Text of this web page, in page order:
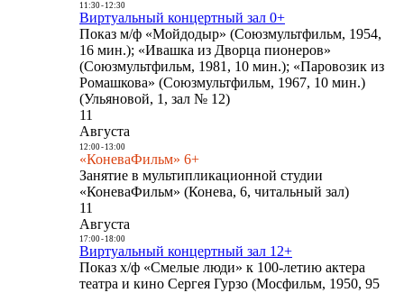
11:30- 12:30
Виртуальный концертный зал 0+
Показ м/ф «Мойдодыр» (Союзмультфильм, 1954,
16 мин.); «Ивашка из Дворца пионеров»
(Союзмультфильм, 1981, 10 мин.); «Паровозик из
Ромашкова» (Союзмультфильм, 1967, 10 мин.)
(Ульяновой, 1, зал № 12)
11
Августа
12:00- 13:00
«КоневаФильм» 6+
Занятие в мультипликационной студии
«КоневаФильм» (Конева, 6, читальный зал)
11
Августа
17:00- 18:00
Виртуальный концертный зал 12+
Показ х/ф «Смелые люди» к 100-летию актера
театра и кино Сергея Гурзо (Мосфильм, 1950, 95